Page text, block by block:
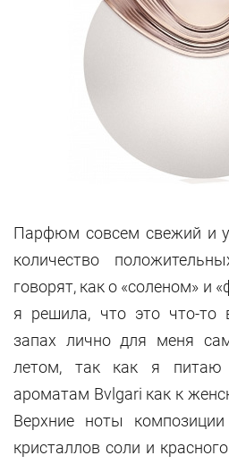
Парфюм совсем свежий и
количество
говорят, как о «соленом» и
я решила, что это что-то
запах лично для меня
летом, так как я
ароматам Bvlgari как к
Верхние ноты
кристаллов соли и